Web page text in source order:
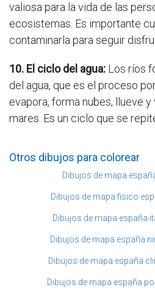
valiosa para la vida de las
ecosistemas. Es importante
contaminarla para seguir
10. El ciclo del agua: Los ríos
del agua, que es el proceso
evapora, forma nubes, llueve
mares. Es un ciclo que se
Otros dibujos para colorear
Dibujos de mapa
Dibujos de mapa fisico
Dibujos de mapa españa
Dibujos de mapa españa
Dibujos de mapa españa
Dibujos de mapa españa